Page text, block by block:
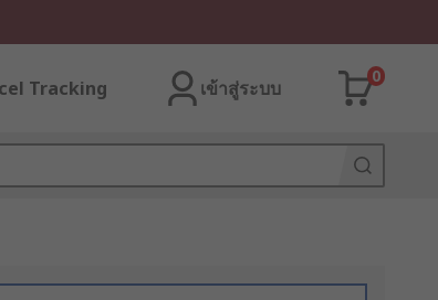
Tracking เข้าสู่ระบบ
0